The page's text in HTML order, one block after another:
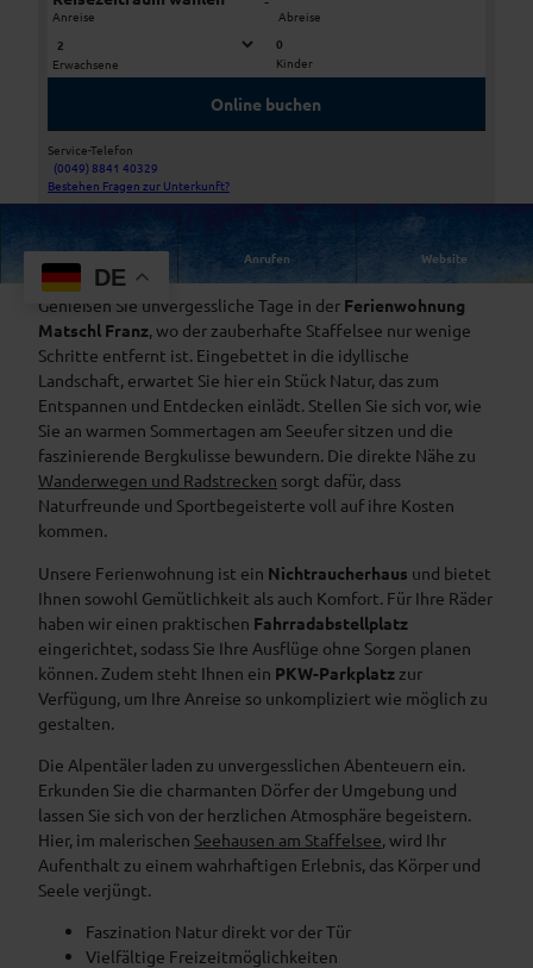
D
S
C
F
0
0
3
4
2
D
Anreise Abreise
Erwachsene
0
Kinder
Online buchen
Service-Telefon
(0049) 8841 40329
Bestehen Fragen zur Unterkunft?
Anrufen Website
Erholung pur in der Ferienwohnung Matschl Franz
Genießen Sie unvergessliche Tage in der Ferienwohnung
Matschl Franz, wo der zauberhafte Staffelsee nur wenige
Schritte entfernt ist. Eingebettet in die idyllische
Landschaft, erwartet Sie hier ein Stück Natur, das zum
Entspannen und Entdecken einlädt. Stellen Sie sich vor, wie
Sie an warmen Sommertagen am Seeufer sitzen und die
faszinierende Bergkulisse bewundern. Die direkte Nähe zu
Wanderwegen und Radstrecken sorgt dafür, dass
Naturfreunde und Sportbegeisterte voll auf ihre Kosten
kommen.
Unsere Ferienwohnung ist ein Nichtraucherhaus und bietet
Ihnen sowohl Gemütlichkeit als auch Komfort. Für Ihre Räder
haben wir einen praktischen Fahrradabstellplatz
eingerichtet, sodass Sie Ihre Ausflüge ohne Sorgen planen
können. Zudem steht Ihnen ein PKW-Parkplatz zur
Verfügung, um Ihre Anreise so unkompliziert wie möglich zu
gestalten.
Die Alpentäler laden zu unvergesslichen Abenteuern ein.
Erkunden Sie die charmanten Dörfer der Umgebung und
lassen Sie sich von der herzlichen Atmosphäre begeistern.
Hier, im malerischen Seehausen am Staffelsee, wird Ihr
Aufenthalt zu einem wahrhaftigen Erlebnis, das Körper und
Seele verjüngt.
Faszination Natur direkt vor der Tür
Vielfältige Freizeitmöglichkeiten
DE